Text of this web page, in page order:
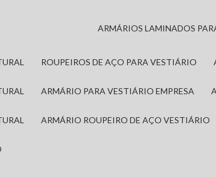
ARMÁRIOS LAMINADOS
ROUPEIROS DE AÇO PARA VESTIÁRIO
ARMÁRIO PARA VESTIÁRIO EMPRESA
ARMÁRIO ROUPEIRO DE AÇO VESTIÁRIO